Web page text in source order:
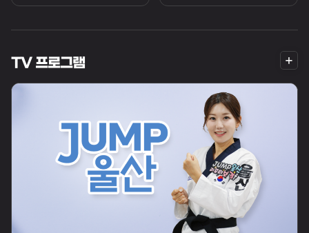
TV 프로그램
더
보